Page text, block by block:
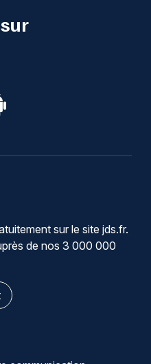
sur le site jds.fr.
de nos 3 000 000